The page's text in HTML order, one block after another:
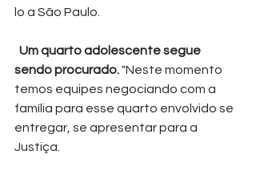
lo a São Paulo.
Um quarto adolescente segue
sendo procurado. "Neste momento
temos equipes negociando com a
família para esse quarto envolvido se
entregar, se apresentar para a
Justiça.